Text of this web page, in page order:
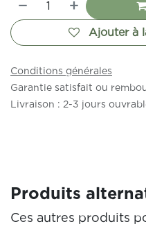
Ajouter à
Conditions générales
Garantie satisfait ou
Livraison : 2-3 jours
Produits
Ces autres produits